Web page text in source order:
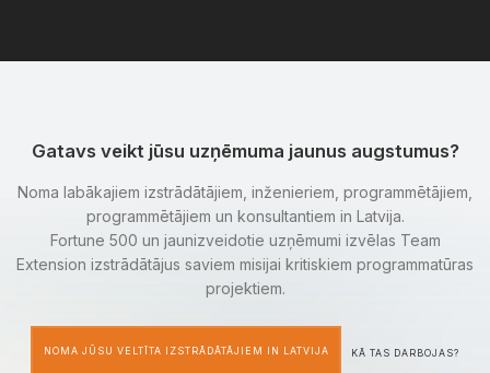
Gatavs veikt jūsu uzņēmuma jaunus augstumus?
Noma labākajiem izstrādātājiem, inženieriem, programmētājiem,
programmētājiem un konsultantiem in Latvija.
Fortune 500 un jaunizveidotie uzņēmumi izvēlas Team
Extension izstrādātājus saviem misijai kritiskiem programmatūras
projektiem.
NOMA JŪSU VELTĪTA IZSTRĀDĀTĀJIEM IN LATVIJA KĀ TAS DARBOJAS?